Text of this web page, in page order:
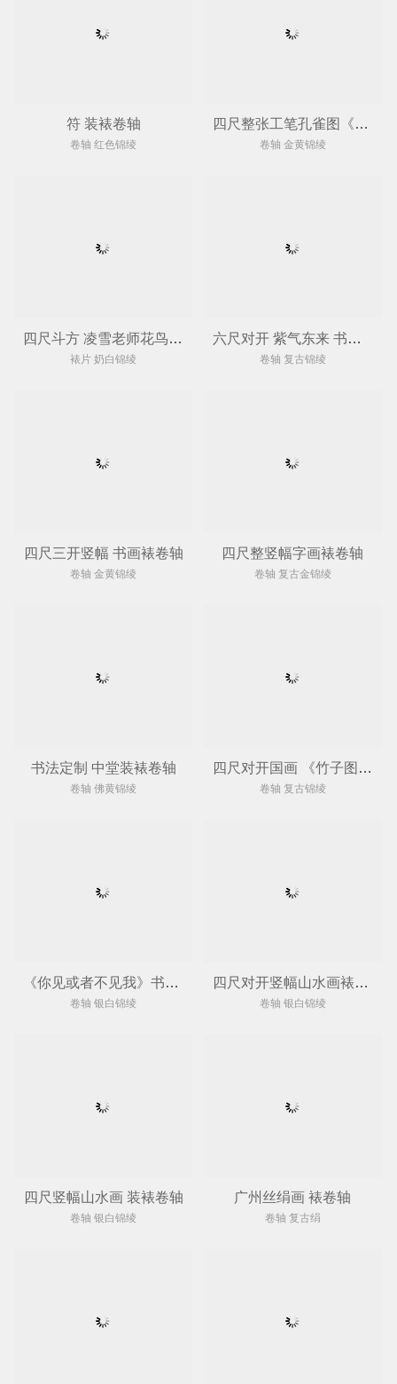
符 装裱卷轴
卷轴 红色锦绫
四尺整张工笔孔雀图《吉祥富贵》裱卷轴
卷轴 金黄锦绫
四尺斗方 凌雪老师花鸟画 裱片
裱片 奶白锦绫
六尺对开 紫气东来 书画裱卷轴
卷轴 复古锦绫
四尺三开竖幅 书画裱卷轴
卷轴 金黄锦绫
四尺整竖幅字画裱卷轴
卷轴 复古金锦绫
书法定制 中堂装裱卷轴
卷轴 佛黄锦绫
四尺对开国画 《竹子图》装裱卷轴
卷轴 复古锦绫
《你见或者不见我》书法裱卷轴
卷轴 银白锦绫
四尺对开竖幅山水画裱卷轴
卷轴 银白锦绫
四尺竖幅山水画 装裱卷轴
卷轴 银白锦绫
广州丝绢画 裱卷轴
卷轴 复古绢